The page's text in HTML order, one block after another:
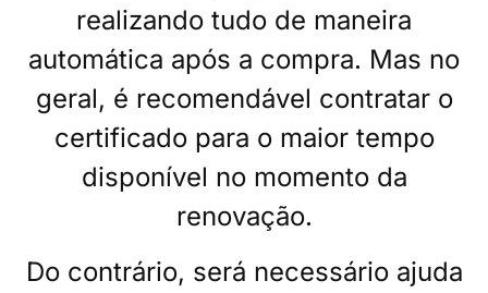
realizando tudo de maneira
automática após a compra. Mas no
geral, é recomendável contratar o
certificado para o maior tempo
disponível no momento da
renovação.
Do contrário, será necessário ajuda